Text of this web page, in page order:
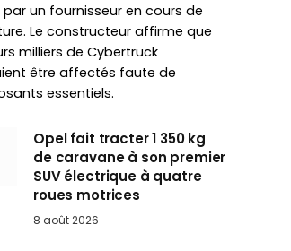
un fournisseur en cours de
Le constructeur affirme que
milliers de Cybertruck
être affectés faute de
essentiels.
Opel fait tracter 1 350 kg
de caravane à son premier
SUV électrique à quatre
roues motrices
8 août 2026